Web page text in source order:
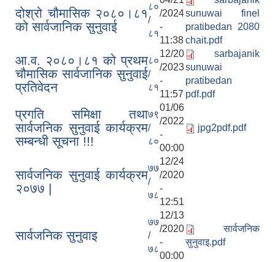
दोश्रो चौमासिक २०८०।८१
को सार्वजानिक सुनुवाई
८०
/
८१
/2024
-
11:38
sunuwai finel
pratibedan 2080
chait.pdf
आ.व. २०८०।८१ को प्रथम
चौमासिक सार्वजानिक सुनुवाई
प्रतिवेदन
८०
/
८१
12/20
/2023
-
11:57
sarbajanik
sunuwai
pratibedan
pdf.pdf
प्रगति समिक्षा तथा
सार्वजनिक सुनुवाई कार्यक्रम
सम्बन्धी सूचना !!!
७९
/
८०
01/06
/2022
-
00:00
jpg2pdf.pdf
सार्वजनिक सुनुवाई कार्यक्रम
२०७७ |
७७
/
७८
12/24
/2020
-
12:51
सार्वजनिक सुनुवाइ
७७
/
७८
12/13
/2020
-
00:00
सार्वजनिक
सुनुवाइ.pdf